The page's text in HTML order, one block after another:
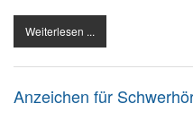
Weiterlesen ...
Anzeichen für